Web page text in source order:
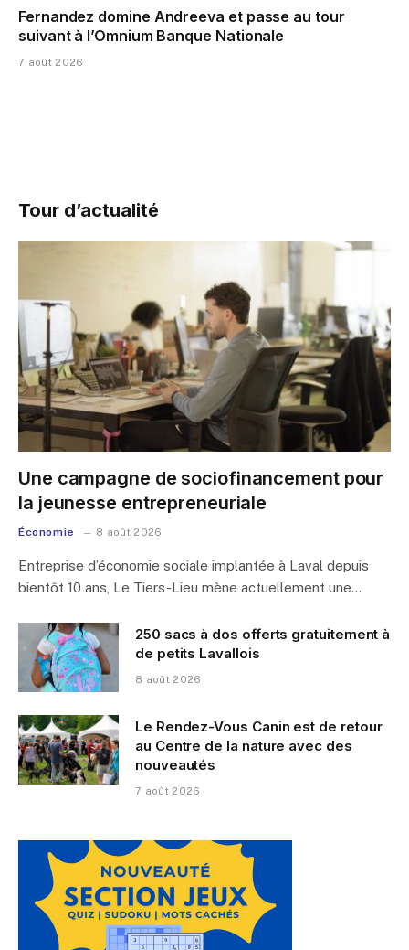
Fernandez domine Andreeva et passe au tour
suivant à l’Omnium Banque Nationale
7 août 2026
Tour d’actualité
Une campagne de sociofinancement pour
la jeunesse entrepreneuriale
Économie 8 août 2026
Entreprise d’économie sociale implantée à Laval depuis
bientôt 10 ans, Le Tiers-Lieu mène actuellement une…
250 sacs à dos offerts gratuitement à
de petits Lavallois
8 août 2026
Le Rendez-Vous Canin est de retour
au Centre de la nature avec des
nouveautés
7 août 2026